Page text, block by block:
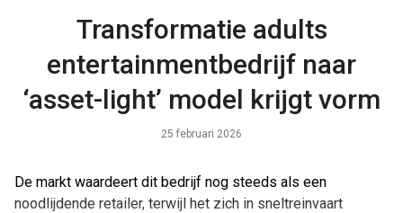
Transformatie adults
entertainmentbedrijf naar
‘asset-light’ model krijgt vorm
25 februari 2026
De markt waardeert dit bedrijf nog steeds als een
noodlijdende retailer, terwijl het zich in sneltreinvaart